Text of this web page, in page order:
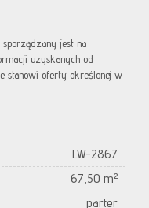
jest na
uzyskanych od
stanowi oferty określonej w
LW-2867
67,50 m²
parter